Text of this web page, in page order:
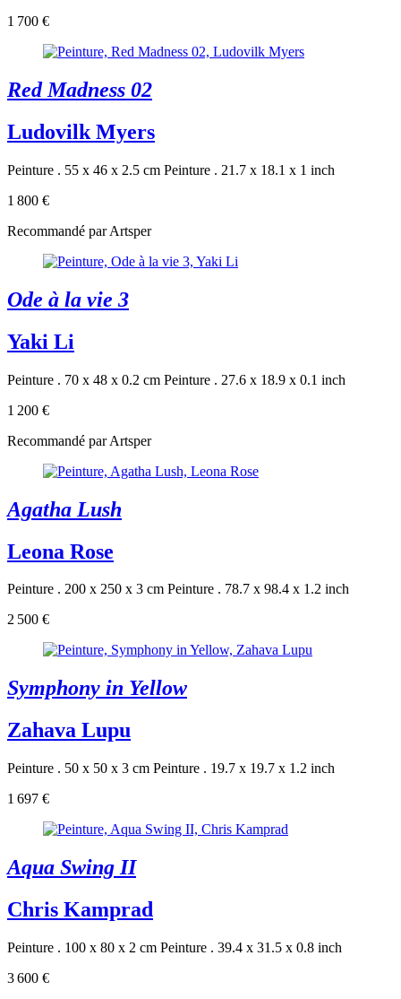
1 700 €
Red Madness 02
Ludovilk Myers
Peinture . 55 x 46 x 2.5 cm Peinture . 21.7 x 18.1 x 1 inch
1 800 €
Recommandé par Artsper
Ode à la vie 3
Yaki Li
Peinture . 70 x 48 x 0.2 cm Peinture . 27.6 x 18.9 x 0.1 inch
1 200 €
Recommandé par Artsper
Agatha Lush
Leona Rose
Peinture . 200 x 250 x 3 cm Peinture . 78.7 x 98.4 x 1.2 inch
2 500 €
Symphony in Yellow
Zahava Lupu
Peinture . 50 x 50 x 3 cm Peinture . 19.7 x 19.7 x 1.2 inch
1 697 €
Aqua Swing II
Chris Kamprad
Peinture . 100 x 80 x 2 cm Peinture . 39.4 x 31.5 x 0.8 inch
3 600 €